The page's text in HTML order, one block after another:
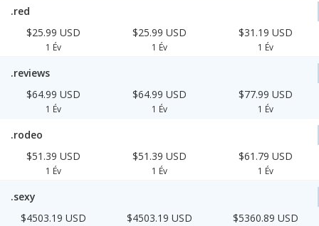
.red
$25.99 USD
1 Év
$25.99 USD
1 Év
$31.19 USD
1 Év
.reviews
$64.99 USD
1 Év
$64.99 USD
1 Év
$77.99 USD
1 Év
.rodeo
$51.39 USD
1 Év
$51.39 USD
1 Év
$61.79 USD
1 Év
.sexy
$4503.19 USD
$4503.19 USD $5360.89 USD